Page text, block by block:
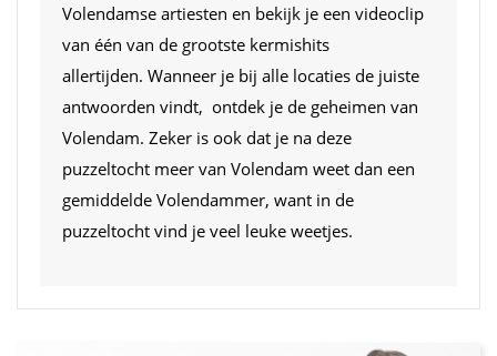
Volendamse artiesten en bekijk je een videoclip
van één van de grootste kermishits
allertijden. Wanneer je bij alle locaties de juiste
antwoorden vindt, ontdek je de geheimen van
Volendam. Zeker is ook dat je na deze
puzzeltocht meer van Volendam weet dan een
gemiddelde Volendammer, want in de
puzzeltocht vind je veel leuke weetjes.